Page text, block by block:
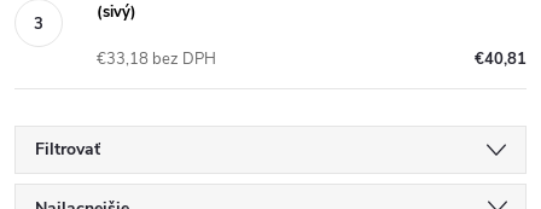
(sivý)
€40,81
€33,18 bez DPH
Filtrovať